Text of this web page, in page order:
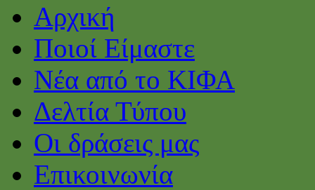
Αρχική
Ποιοί Είμαστε
Νέα από το ΚΙΦΑ
Δελτία Τύπου
Οι δράσεις μας
Επικοινωνία